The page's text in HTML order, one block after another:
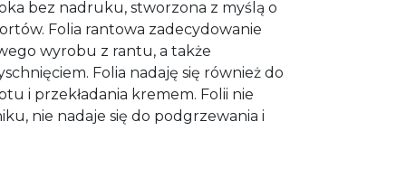
bez nadruku, stworzona z myślą o
Folia rantowa zadecydowanie
wyrobu z rantu, a także
Folia nadaję się również do
i przekładania kremem. Folii nie
nie nadaje się do podgrzewania i